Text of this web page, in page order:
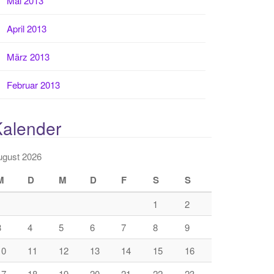
April 2013
März 2013
Februar 2013
2026
D M D F S S
1
2
4 5 6 7 8
9
11 12 13 14 15
16